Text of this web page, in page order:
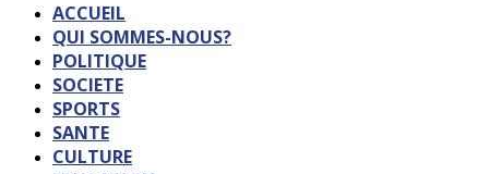
ACCUEIL
QUI SOMMES-NOUS?
POLITIQUE
SOCIETE
SPORTS
SANTE
CULTURE